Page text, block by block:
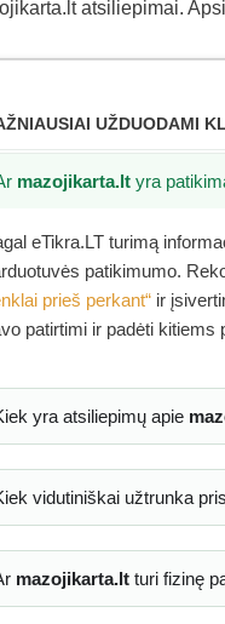
atsiliepimai.
UŽDUODAMI
mazojikarta.lt yra
eTikra.LT turimą
patikimumo.
prieš perkant“ ir
patirtimi ir padėti kitiems
yra atsiliepimų apie
vidutiniškai užtrunka
mazojikarta.ltturi fizinę